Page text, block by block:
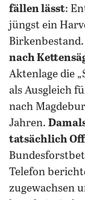
fällen lässt:
jüngst ein
Birkenbestand.
nach
Aktenlage die
als Ausgleich
nach
Jahren.
tatsächlich
Telefon
zugewachsen